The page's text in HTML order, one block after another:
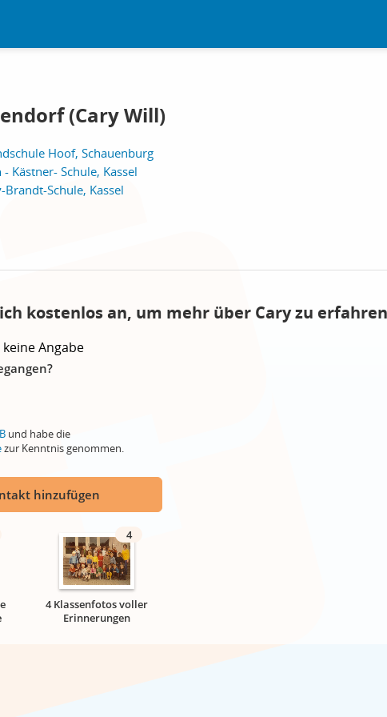
(Cary Will)
Hoof, Schauenburg
- Kästner- Schule, Kassel
Brandt-Schule, Kassel
kostenlos an, um mehr über Cary zu
keine Angabe
und habe die
zur Kenntnis genommen.
hinzufügen
4
4 Klassenfotos voller
Erinnerungen